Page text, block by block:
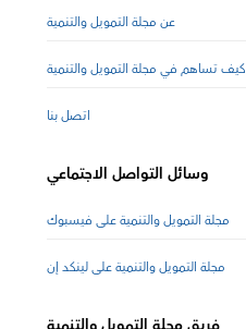
عن مجلة التمويل والتنمية
كيف تساهم في مجلة التمويل والتنمية
اتصل بنا
وسائل التواصل الاجتماعي
مجلة التمويل والتنمية على فيسبوك
مجلة التمويل والتنمية على لينكد إن